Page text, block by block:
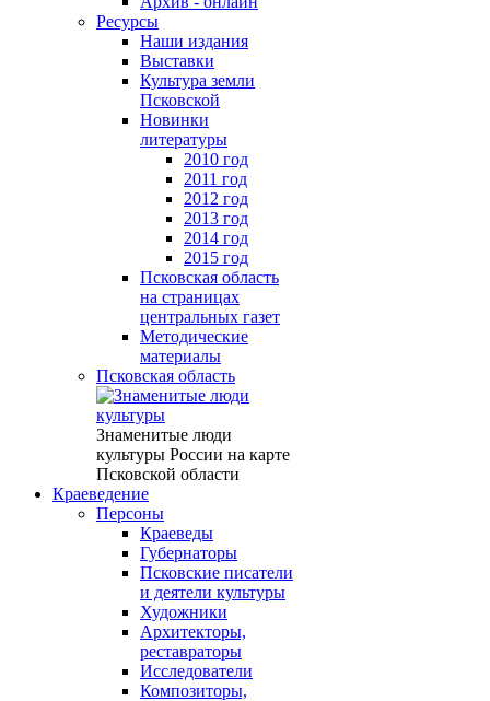
Ресурсы
Наши издания
Выставки
Культура земли
Псковской
Новинки
литературы
2010 год
2011 год
2012 год
2013 год
2014 год
2015 год
Псковская область
на страницах
центральных газет
Методические
материалы
Псковская область
Знаменитые люди
культуры России на карте
Псковской области
Краеведение
Персоны
Краеведы
Губернаторы
Псковские писатели
и деятели культуры
Художники
Архитекторы,
реставраторы
Исследователи
Композиторы,